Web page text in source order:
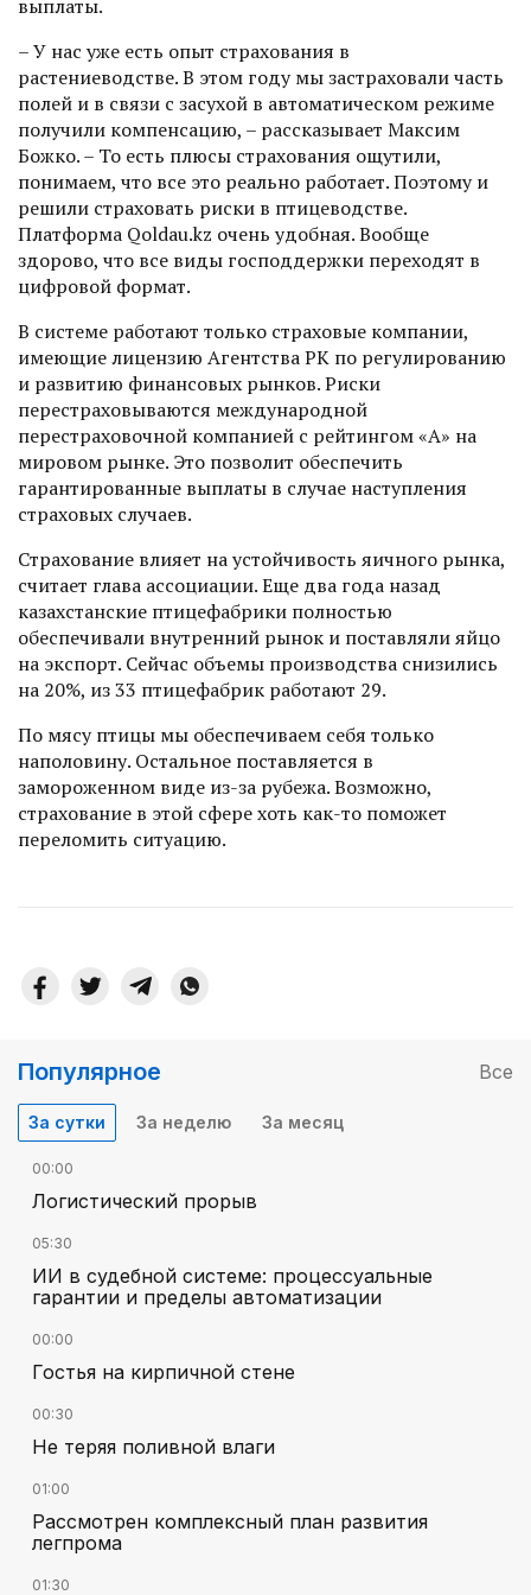
выплаты.
– У нас уже есть опыт страхования в
растениеводстве. В этом году мы застраховали часть
полей и в связи с засухой в автоматическом режиме
получили компенсацию, – рассказывает Максим
Божко. – То есть плюсы страхования ощутили,
понимаем, что все это реально работает. Поэтому и
решили страховать риски в птицеводстве.
Платформа Qoldau.kz очень удобная. Вообще
здорово, что все виды господдержки переходят в
цифровой формат.
В системе работают только страховые компании,
имеющие лицензию Агентства РК по регулированию
и развитию финансовых рынков. Риски
перестраховываются международной
перестраховочной компанией с рейтингом «А» на
мировом рынке. Это позволит обеспечить
гарантированные выплаты в случае наступления
страховых случаев.
Страхование влияет на устойчивость яичного рынка,
считает глава ассоциации. Еще два года назад
казахстанские птицефаб­рики полностью
обеспечивали внутренний рынок и поставляли яйцо
на экспорт. Сейчас объемы производства снизились
на 20%, из 33 птицефабрик работают 29.
По мясу птицы мы обеспечиваем себя только
наполовину. Остальное поставляется в
замороженном виде из-за рубежа. Возможно,
страхование в этой сфере хоть как-то поможет
переломить ситуацию.
Популярное Все
За сутки За неделю За месяц
00:00
Логистический прорыв
05:30
ИИ в судебной системе: процессуальные
гарантии и пределы автоматизации
00:00
Гостья на кирпичной стене
00:30
Не теряя поливной влаги
01:00
Рассмотрен комплексный план развития
легпрома
01:30